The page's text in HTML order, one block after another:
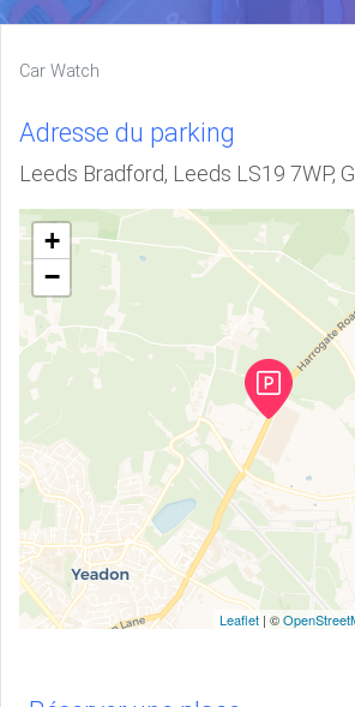
Car Watch
Adresse du parking
Leeds Bradford, Leeds LS19 7WP,
+
−
Leaflet | ©